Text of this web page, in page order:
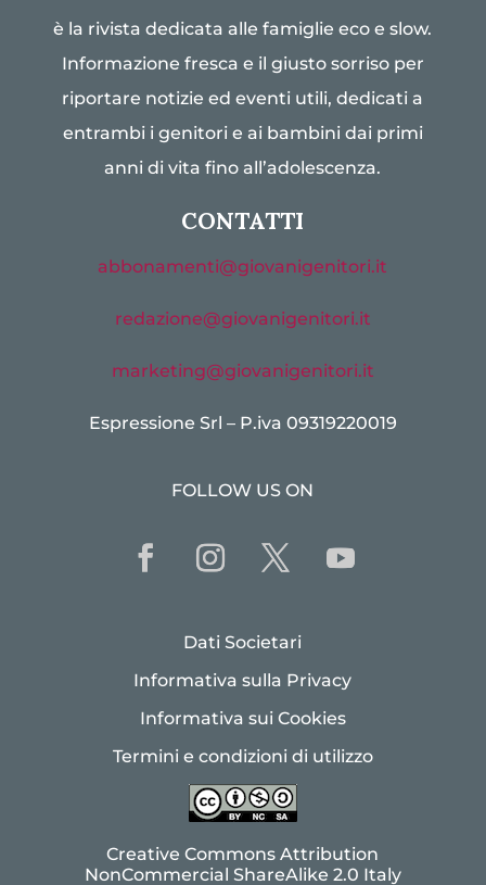
è la rivista dedicata alle famiglie eco e slow.
Informazione fresca e il giusto sorriso per
riportare notizie ed eventi utili, dedicati a
entrambi i genitori e ai bambini dai primi
anni di vita fino all’adolescenza.
CONTATTI
abbonamenti@giovanigenitori.it
redazione@giovanigenitori.it
marketing@giovanigenitori.it
Espressione Srl – P.iva 09319220019
FOLLOW US ON
Dati Societari
Informativa sulla Privacy
Informativa sui Cookies
Termini e condizioni di utilizzo
Creative Commons Attribution
NonCommercial ShareAlike 2.0 Italy